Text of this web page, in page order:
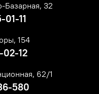
Базарная, 32
11
154
12
62/1
580